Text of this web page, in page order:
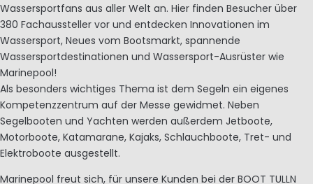
Wassersportfans aus aller Welt an. Hier finden Besucher über
380 Fachaussteller vor und entdecken Innovationen im
Wassersport, Neues vom Bootsmarkt, spannende
Wassersportdestinationen und Wassersport-Ausrüster wie
Marinepool!
Als besonders wichtiges Thema ist dem Segeln ein eigenes
Kompetenzzentrum auf der Messe gewidmet. Neben
Segelbooten und Yachten werden außerdem Jetboote,
Motorboote, Katamarane, Kajaks, Schlauchboote, Tret- und
Elektroboote ausgestellt.
Marinepool freut sich, für unsere Kunden bei der BOOT TULLN